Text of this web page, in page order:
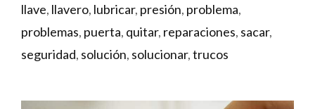
llave, llavero, lubricar, presión, problema,
problemas, puerta, quitar, reparaciones, sacar,
seguridad, solución, solucionar,trucos